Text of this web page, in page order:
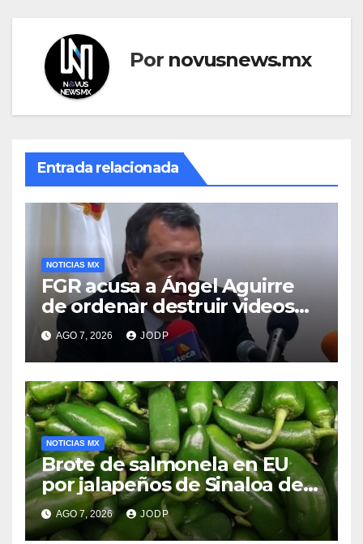
Por novusnews.mx
Entrada relacionada
NOTICIAS MX
FGR acusa a Ángel Aguirre
de ordenar destruir videos
clave del caso Ayotzinapa
AGO 7, 2026 JODP
NOTICIAS MX
Brote de salmonela en EU
por jalapeños de Sinaloa deja
345 enfermos y 36
hospitalizados
AGO 7, 2026 JODP